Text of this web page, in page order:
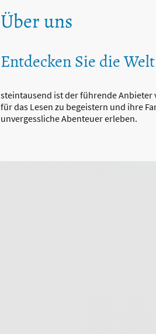
Über uns
Entdecken Sie die
steintausend ist der führende
für das Lesen zu begeistern und ihre
unvergessliche Abenteuer erleben.